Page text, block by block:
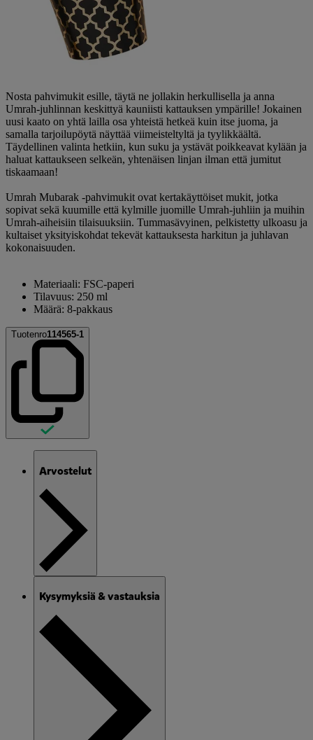
Nosta pahvimukit esille, täytä ne jollakin herkullisella ja anna
Umrah-juhlinnan keskittyä kauniisti kattauksen ympärille! Jokainen
uusi kaato on yhtä lailla osa yhteistä hetkeä kuin itse juoma, ja
samalla tarjoilupöytä näyttää viimeisteltyltä ja tyylikkäältä.
Täydellinen valinta hetkiin, kun suku ja ystävät poikkeavat kylään ja
haluat kattaukseen selkeän, yhtenäisen linjan ilman että jumitut
tiskaamaan!
Umrah Mubarak -pahvimukit ovat kertakäyttöiset mukit, jotka
sopivat sekä kuumille että kylmille juomille Umrah-juhliin ja muihin
Umrah-aiheisiin tilaisuuksiin. Tummasävyinen, pelkistetty ulkoasu ja
kultaiset yksityiskohdat tekevät kattauksesta harkitun ja juhlavan
kokonaisuuden.
Materiaali: FSC-paperi
Tilavuus: 250 ml
Määrä: 8-pakkaus
Tuotenro114565-1
Arvostelut
Kysymyksiä & vastauksia